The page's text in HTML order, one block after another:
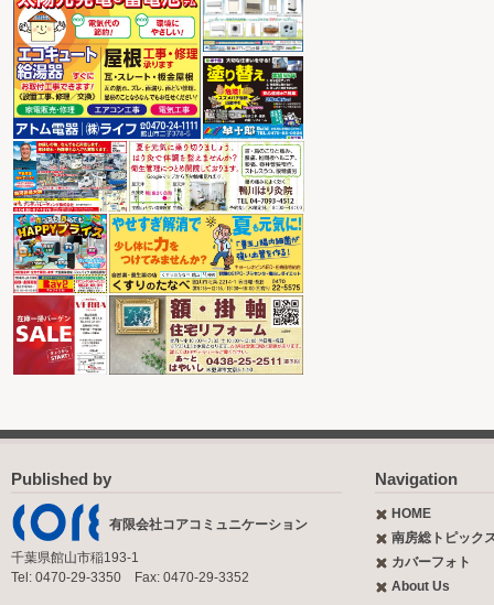
Published by
有限会社コアコミュニケーション
千葉県館山市稲193-1
Tel: 0470-29-3350 Fax: 0470-29-3352
Navigation
HOME
南房総トピック
カバーフォト
About Us